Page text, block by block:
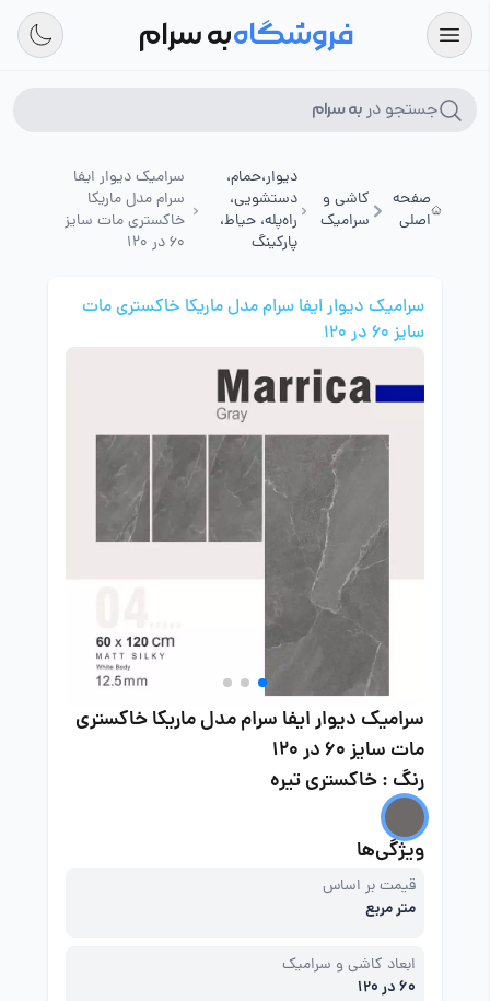
فروشگاهبه سرام
جستجو در به سرام
صفحه
اصلی
کاشی و
سرامیک
دیوار،حمام،
دستشویی،
راه‌پله، حیاط،
پارکینگ
سرامیک دیوار ایفا
سرام مدل ماریکا
خاکستری مات سایز
60 در 120
سرامیک دیوار ایفا سرام مدل ماریکا خاکستری مات
سایز 60 در 120
سرامیک دیوار ایفا سرام مدل ماریکا خاکستری
مات سایز 60 در 120
رنگ : خاکستری تیره
ویژگی‌ها
قیمت بر اساس
متر مربع
ابعاد کاشی و سرامیک
60 در 120